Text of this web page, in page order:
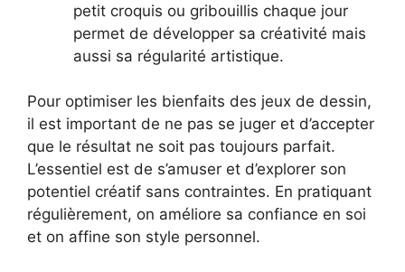
petit croquis ou gribouillis chaque jour
permet de développer sa créativité mais
aussi sa régularité artistique.
Pour optimiser les bienfaits des jeux de dessin,
il est important de ne pas se juger et d’accepter
que le résultat ne soit pas toujours parfait.
L’essentiel est de s’amuser et d’explorer son
potentiel créatif sans contraintes. En pratiquant
régulièrement, on améliore sa confiance en soi
et on affine son style personnel.